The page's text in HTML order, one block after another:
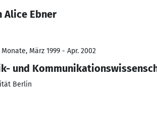
Alice Ebner
März 1999 - Apr. 2002
und
Berlin